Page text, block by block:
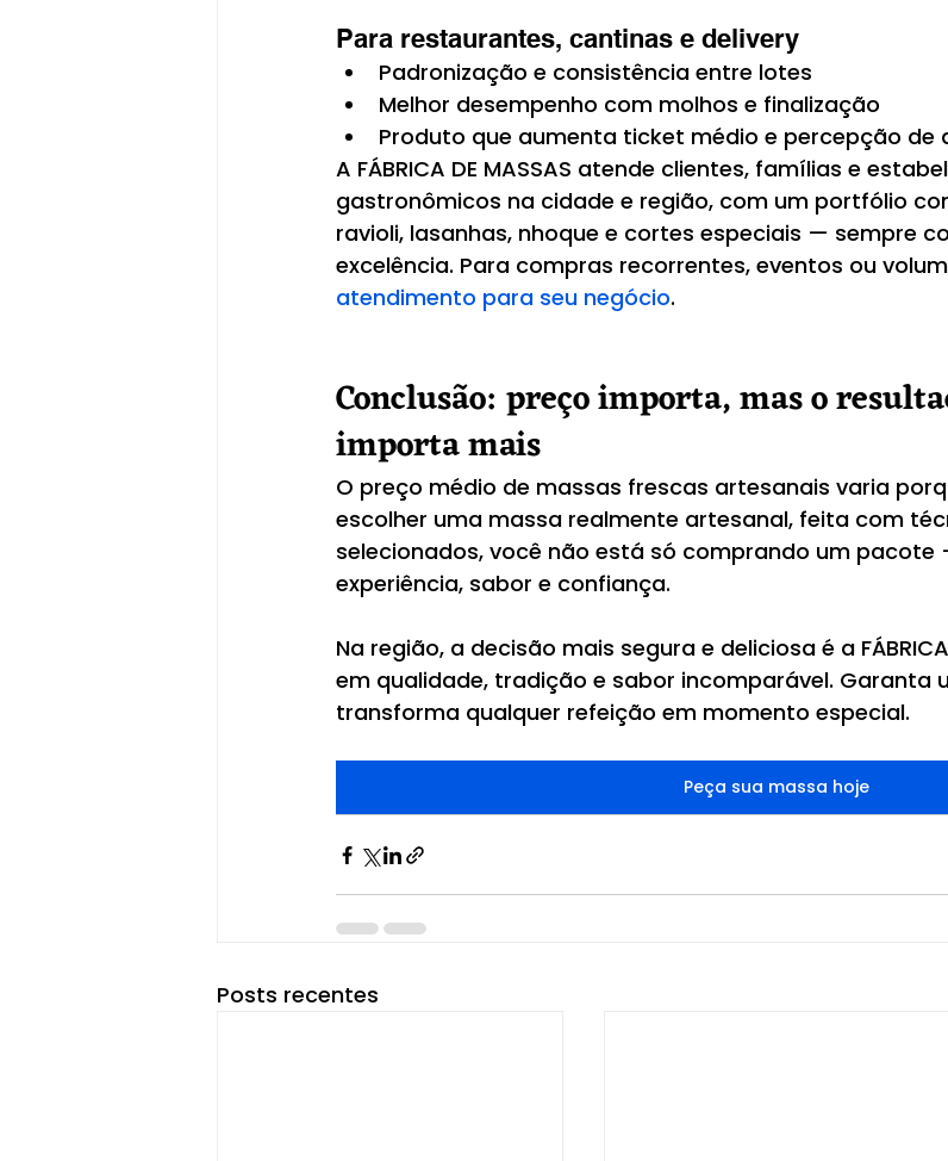
Para restaurantes, cantinas e delivery
Padronização e consistência entre lotes
Melhor desempenho com molhos e finalização
Produto que aumenta ticket médio e percepção de
A FÁBRICA DE MASSAS atende clientes, famílias e
gastronômicos na cidade e região, com um portfólio
ravioli, lasanhas, nhoque e cortes especiais — sempre
excelência. Para compras recorrentes, eventos ou
atendimento para seu negócio.
Conclusão: preço importa, mas o
importa mais
O preço médio de massas frescas artesanais varia
escolher uma massa realmente artesanal, feita com
selecionados, você não está só comprando um
experiência, sabor e confiança.
Na região, a decisão mais segura e deliciosa é a
em qualidade, tradição e sabor incomparável. Garanta
transforma qualquer refeição em momento especial.
Peça sua massa hoje
Posts recentes